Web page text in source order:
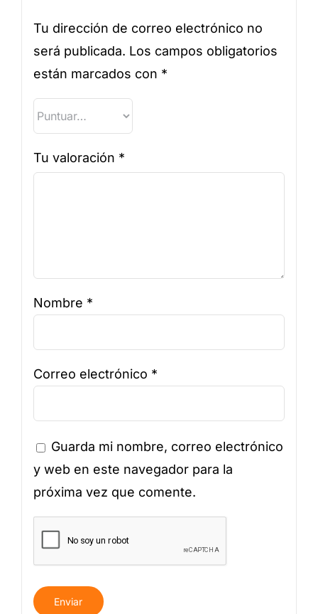
Tu dirección de correo electrónico no
será publicada. Los campos obligatorios
están marcados con *
Tu valoración *
Nombre *
Correo electrónico *
Guarda mi nombre, correo electrónico
y web en este navegador para la
próxima vez que comente.